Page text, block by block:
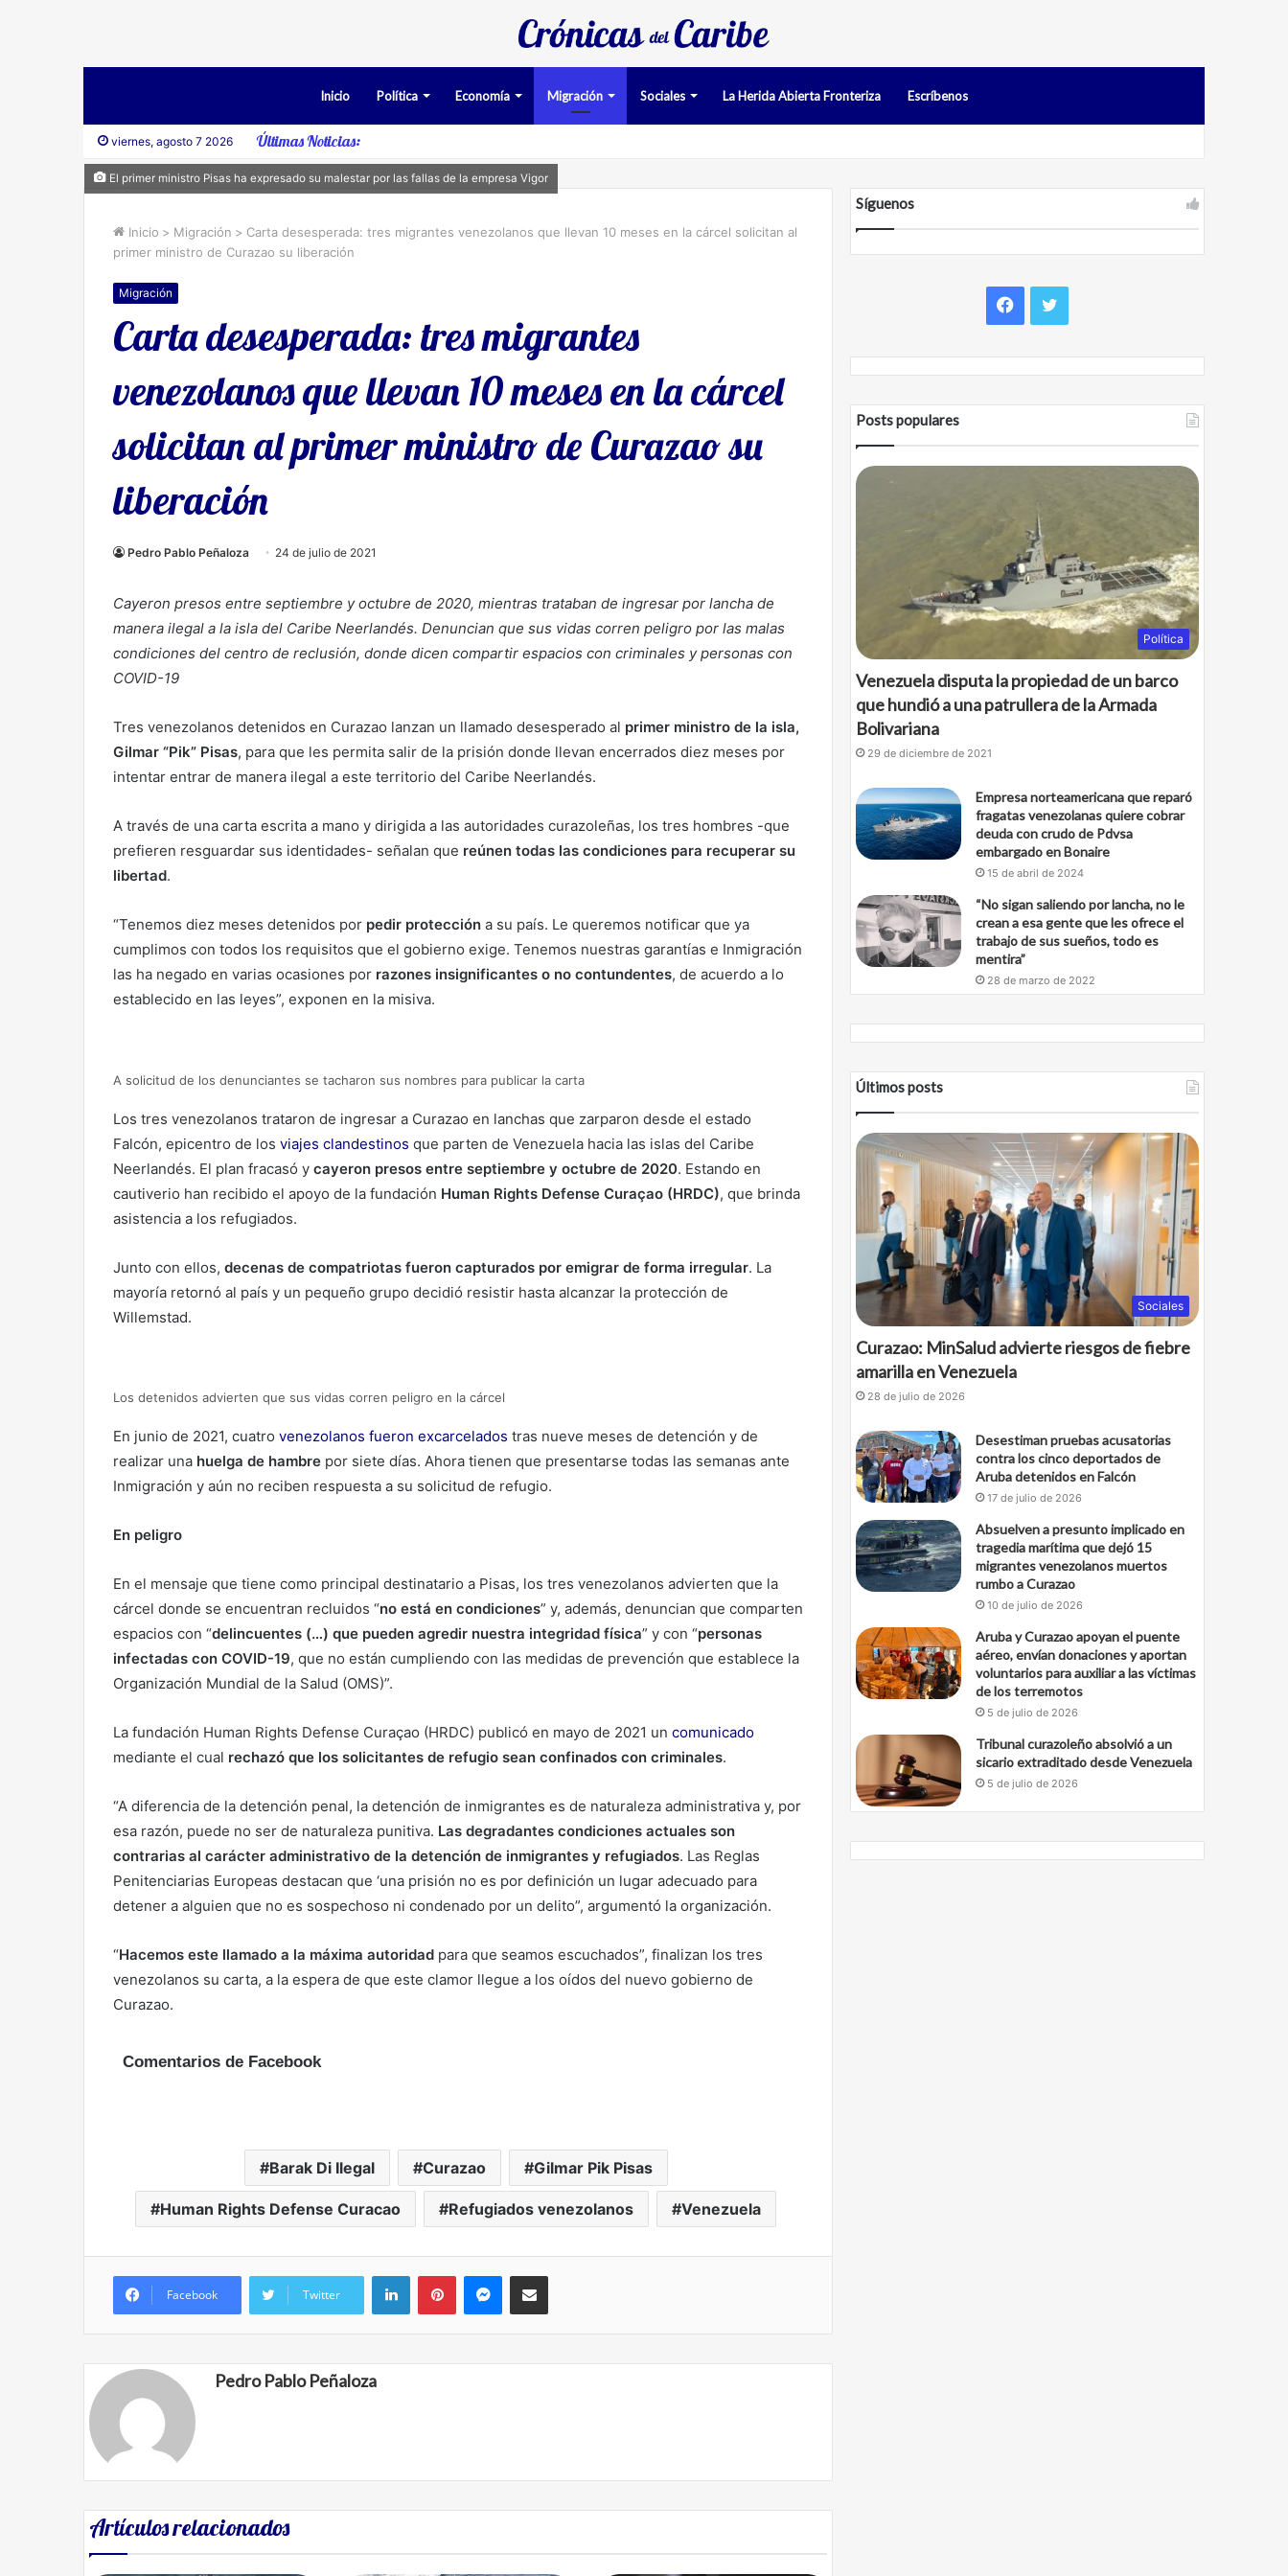
Inicio Política Economía Migración Sociales La Herida Abierta Fronteriza Escríbenos
viernes, agosto 7 2026 Últimas Noticias:
El primer ministro Pisas ha expresado su malestar por las fallas de la empresa Vigor
Inicio > Migración > Carta desesperada: tres migrantes venezolanos que llevan 10 meses en la cárcel solicitan al
primer ministro de Curazao su liberación
Migración
Carta desesperada: tres migrantes
venezolanos que llevan 10 meses en la cárcel
solicitan al primer ministro de Curazao su
liberación
Pedro Pablo Peñaloza 24 de julio de 2021
Cayeron presos entre septiembre y octubre de 2020, mientras trataban de ingresar por lancha de
manera ilegal a la isla del Caribe Neerlandés. Denuncian que sus vidas corren peligro por las malas
condiciones del centro de reclusión, donde dicen compartir espacios con criminales y personas con
COVID-19
Tres venezolanos detenidos en Curazao lanzan un llamado desesperado al primer ministro de la isla,
Gilmar “Pik” Pisas, para que les permita salir de la prisión donde llevan encerrados diez meses por
intentar entrar de manera ilegal a este territorio del Caribe Neerlandés.
A través de una carta escrita a mano y dirigida a las autoridades curazoleñas, los tres hombres -que
prefieren resguardar sus identidades- señalan que reúnen todas las condiciones para recuperar su
libertad.
“Tenemos diez meses detenidos por pedir protección a su país. Le queremos notificar que ya
cumplimos con todos los requisitos que el gobierno exige. Tenemos nuestras garantías e Inmigración
las ha negado en varias ocasiones por razones insignificantes o no contundentes, de acuerdo a lo
establecido en las leyes”, exponen en la misiva.
A solicitud de los denunciantes se tacharon sus nombres para publicar la carta
Los tres venezolanos trataron de ingresar a Curazao en lanchas que zarparon desde el estado
Falcón, epicentro de los viajes clandestinos que parten de Venezuela hacia las islas del Caribe
Neerlandés. El plan fracasó y cayeron presos entre septiembre y octubre de 2020. Estando en
cautiverio han recibido el apoyo de la fundación Human Rights Defense Curaçao (HRDC), que brinda
asistencia a los refugiados.
Junto con ellos, decenas de compatriotas fueron capturados por emigrar de forma irregular. La
mayoría retornó al país y un pequeño grupo decidió resistir hasta alcanzar la protección de
Willemstad.
Los detenidos advierten que sus vidas corren peligro en la cárcel
En junio de 2021, cuatro venezolanos fueron excarcelados tras nueve meses de detención y de
realizar una huelga de hambre por siete días. Ahora tienen que presentarse todas las semanas ante
Inmigración y aún no reciben respuesta a su solicitud de refugio.
En peligro
En el mensaje que tiene como principal destinatario a Pisas, los tres venezolanos advierten que la
cárcel donde se encuentran recluidos “no está en condiciones” y, además, denuncian que comparten
espacios con “delincuentes (…) que pueden agredir nuestra integridad física” y con “personas
infectadas con COVID-19, que no están cumpliendo con las medidas de prevención que establece la
Organización Mundial de la Salud (OMS)”.
La fundación Human Rights Defense Curaçao (HRDC) publicó en mayo de 2021 un comunicado
mediante el cual rechazó que los solicitantes de refugio sean confinados con criminales.
“A diferencia de la detención penal, la detención de inmigrantes es de naturaleza administrativa y, por
esa razón, puede no ser de naturaleza punitiva. Las degradantes condiciones actuales son
contrarias al carácter administrativo de la detención de inmigrantes y refugiados. Las Reglas
Penitenciarias Europeas destacan que ‘una prisión no es por definición un lugar adecuado para
detener a alguien que no es sospechoso ni condenado por un delito”, argumentó la organización.
“Hacemos este llamado a la máxima autoridad para que seamos escuchados”, finalizan los tres
venezolanos su carta, a la espera de que este clamor llegue a los oídos del nuevo gobierno de
Curazao.
Comentarios de Facebook
Barak Di Ilegal Curazao Gilmar Pik Pisas
Human Rights Defense Curacao Refugiados venezolanos Venezuela
Facebook Twitter
LinkedInPinterestMessengerCompartir via correo electrónico
Pedro Pablo Peñaloza
Artículos relacionados
Síguenos
Facebook
Twitter
Posts populares
Política
Venezuela disputa la propiedad de un barco
que hundió a una patrullera de la Armada
Bolivariana
29 de diciembre de 2021
Empresa norteamericana que reparó
fragatas venezolanas quiere cobrar
deuda con crudo de Pdvsa
embargado en Bonaire
15 de abril de 2024
“No sigan saliendo por lancha, no le
crean a esa gente que les ofrece el
trabajo de sus sueños, todo es
mentira”
28 de marzo de 2022
Últimos posts
Sociales
Curazao: MinSalud advierte riesgos de fiebre
amarilla en Venezuela
28 de julio de 2026
Desestiman pruebas acusatorias
contra los cinco deportados de
Aruba detenidos en Falcón
17 de julio de 2026
Absuelven a presunto implicado en
tragedia marítima que dejó 15
migrantes venezolanos muertos
rumbo a Curazao
10 de julio de 2026
Aruba y Curazao apoyan el puente
aéreo, envían donaciones y aportan
voluntarios para auxiliar a las víctimas
de los terremotos
5 de julio de 2026
Tribunal curazoleño absolvió a un
sicario extraditado desde Venezuela
5 de julio de 2026